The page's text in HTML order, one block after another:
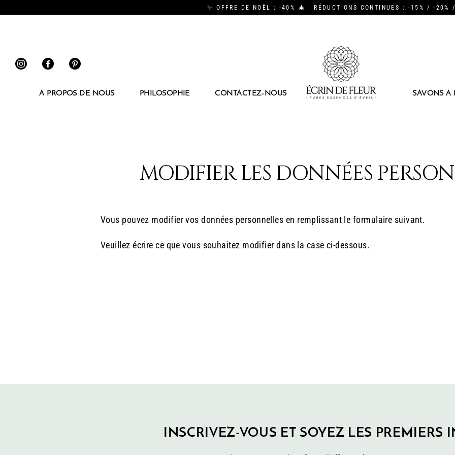
✨ OFFRE DE NOËL : -40% 🎄 | RÉDUCTIONS CONTINUES : -15% / -20%
InstagramFacebookPinterest
A PROPOS DE NOUS PHILOSOPHIE CONTACTEZ-NOUS SAVONS À
MODIFIER LES DONNÉES
Vous pouvez modifier vos données personnelles en remplissant le formulaire suivant.
Veuillez écrire ce que vous souhaitez modifier dans la case ci-dessous.
INSCRIVEZ-VOUS ET SOYEZ LES PREMIERS